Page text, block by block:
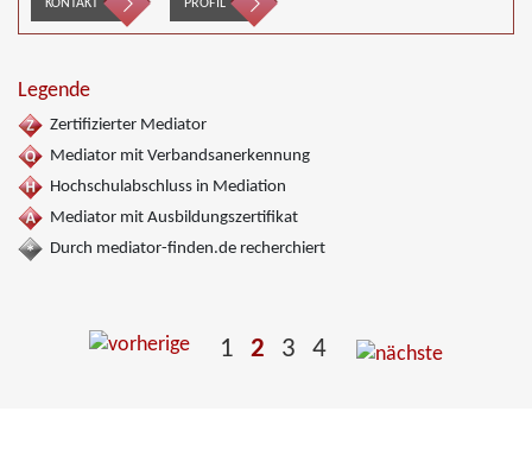
Outsourcing-Konflikten, Mediation in Telekommunikationsprojekten,
Mediation im Versicherungsbereich, Mediation in der Kreditwirtschaft,
Mediation von Unternehmensnachfolgen, Mediation in der
Wohnungswirtschaft, Nachbarschaftsmediation, Schulmediation,
Umweltmediation, Landwirtschaft Forstwirtschaft Agrar,
Wirtschaftsmediation
KONTAKT PROFIL
Legende
Zertifizierter Mediator
Mediator mit Verbandsanerkennung
Hochschulabschluss in Mediation
Mediator mit Ausbildungszertifikat
Durch mediator-finden.de recherchiert
1 2 3 4